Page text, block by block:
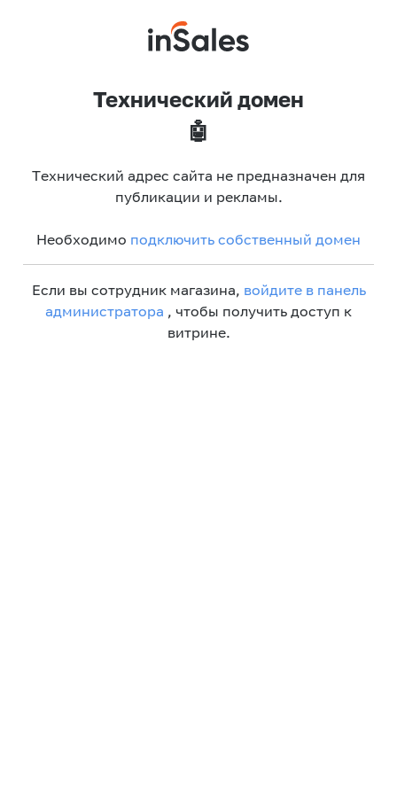
Технический домен
🤖
Технический адрес сайта не предназначен для
публикации и рекламы.
Необходимо подключить собственный домен
Если вы сотрудник магазина, войдите в панель
администратора , чтобы получить доступ к
витрине.